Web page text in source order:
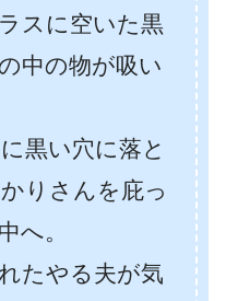
スに空いた黒
中の物が吸い
黒い穴に落と
りさんを庇っ
へ。
たやる夫が気